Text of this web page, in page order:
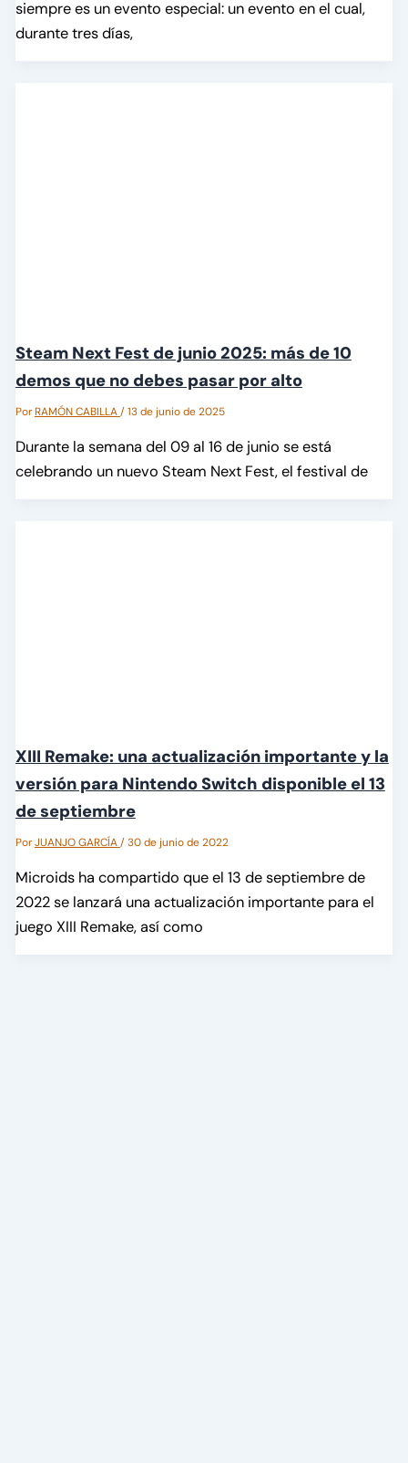
siempre es un evento especial: un evento en el cual,
durante tres días,
Steam Next Fest de junio 2025: más de 10
demos que no debes pasar por alto
PorRAMÓN CABILLA/13 de junio de 2025
Durante la semana del 09 al 16 de junio se está
celebrando un nuevo Steam Next Fest, el festival de
XIII Remake: una actualización importante y la
versión para Nintendo Switch disponible el 13
de septiembre
PorJUANJO GARCÍA/30 de junio de 2022
Microids ha compartido que el 13 de septiembre de
2022 se lanzará una actualización importante para el
juego XIII Remake, así como